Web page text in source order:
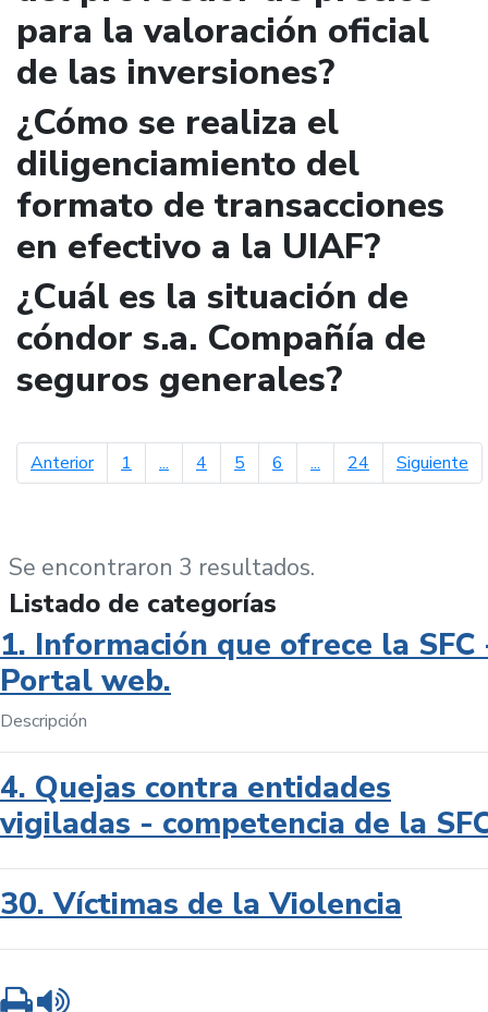
para la valoración oficial
de las inversiones?
¿Cómo se realiza el
diligenciamiento del
formato de transacciones
en efectivo a la UIAF?
¿Cuál es la situación de
cóndor s.a. Compañía de
seguros generales?
Anteriorpágina anterior
1 ... 4 5 6 ... 24 Siguiente
Se encontraron 3 resultados.
Listado de categorías
1. Información que ofrece la SFC
Portal web.
Descripción
4. Quejas contra entidades
vigiladas - competencia de la
30. Víctimas de la Violencia
Imprimir